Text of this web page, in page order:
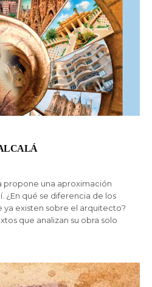
propone una aproximación
¿En qué se diferencia de los
ya existen sobre el arquitecto?
que analizan su obra solo